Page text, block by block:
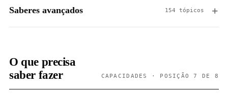
Saberes avançados 154 tópicos
O que precisa
saber fazer
CAPACIDADES · POSIÇÃO 7 DE 8